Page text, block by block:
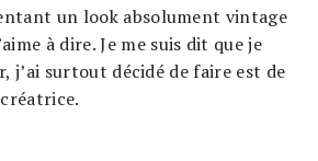
un look absolument vintage
à dire. Je me suis dit que je
j’ai surtout décidé de faire est de